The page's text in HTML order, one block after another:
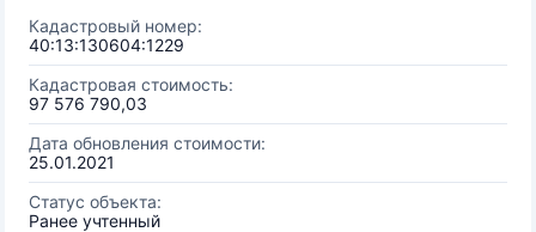
Кадастровый номер:
40:13:130604:1229
Кадастровая стоимость:
97 576 790,03
Дата обновления стоимости:
25.01.2021
Статус объекта:
Ранее учтенный